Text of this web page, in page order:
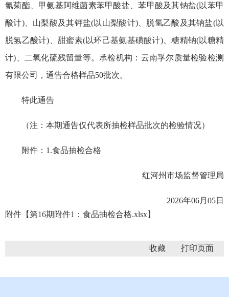
氰菊酯、甲氨基阿维菌素苯甲酸盐、苯甲酸及其钠盐(以苯甲
酸计)、山梨酸及其钾盐(以山梨酸计)、脱氢乙酸及其钠盐(以
脱氢乙酸计)、甜蜜素(以环己基氨基磺酸计)、糖精钠(以糖精
计)、二氧化硫残留量等。承检机构：云南孚尔质量检验检测
有限公司，通告合格样品50批次。
特此通告
（注：本期通告仅代表所抽检样品批次的检验情况）
附件：1.食品抽检合格
红河州市场监督管理局
2026年06月05日
附件【第16期附件1：食品抽检合格.xlsx】
收藏